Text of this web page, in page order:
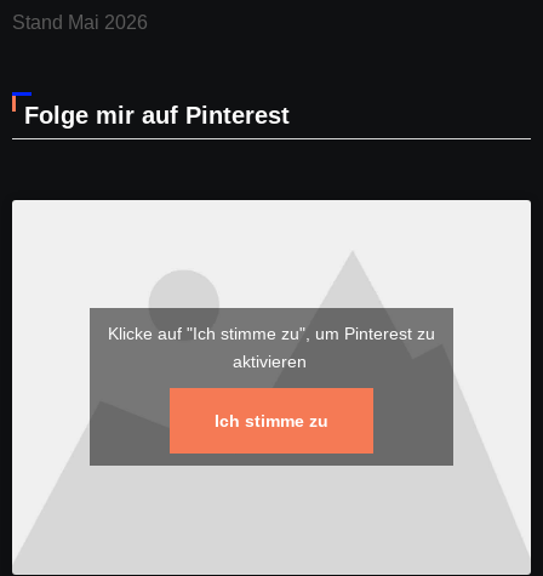
Stand Mai 2026
Folge mir auf Pinterest
Klicke auf "Ich stimme zu", um Pinterest zu
aktivieren
Ich stimme zu